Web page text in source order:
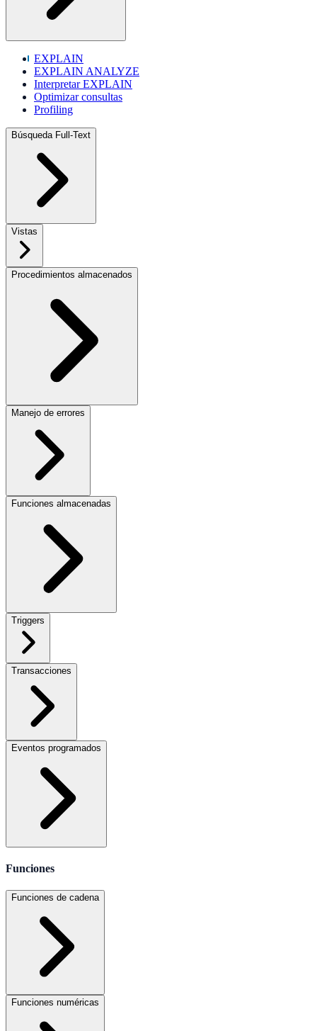
EXPLAIN
EXPLAIN ANALYZE
Interpretar EXPLAIN
Optimizar consultas
Profiling
Búsqueda Full-Text
Vistas
Procedimientos almacenados
Manejo de errores
Funciones almacenadas
Triggers
Transacciones
Eventos programados
Funciones
Funciones de cadena
Funciones numéricas